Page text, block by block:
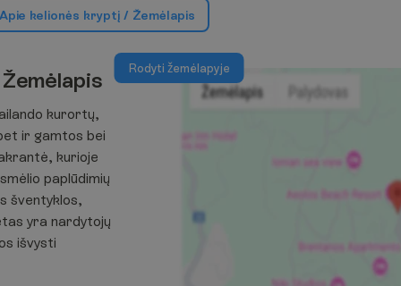
Apie kelionės kryptį / Žemėlapis
Žemėlapis
kurortų,
ir gamtos bei
kurioje
paplūdimių
šventyklos,
yra nardytojų
išvysti
Rodyti žemė apyje